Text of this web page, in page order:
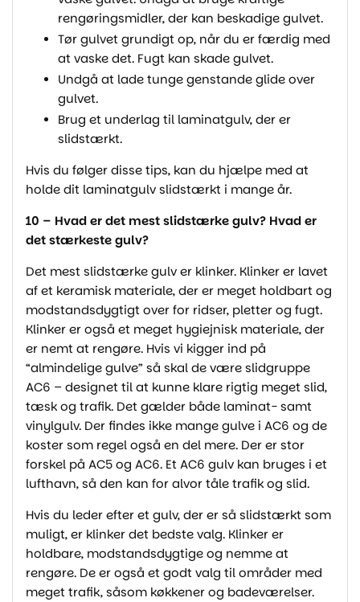
rengøringsmidler, der kan beskadige gulvet.
Tør gulvet grundigt op, når du er færdig med
at vaske det. Fugt kan skade gulvet.
Undgå at lade tunge genstande glide over
gulvet.
Brug et underlag til laminatgulv, der er
slidstærkt.
Hvis du følger disse tips, kan du hjælpe med at
holde dit laminatgulv slidstærkt i mange år.
10 – Hvad er det mest slidstærke gulv? Hvad er
det stærkeste gulv?
Det mest slidstærke gulv er klinker. Klinker er lavet
af et keramisk materiale, der er meget holdbart og
modstandsdygtigt over for ridser, pletter og fugt.
Klinker er også et meget hygiejnisk materiale, der
er nemt at rengøre. Hvis vi kigger ind på
“almindelige gulve” så skal de være slidgruppe
AC6 – designet til at kunne klare rigtig meget slid,
tæsk og trafik. Det gælder både laminat- samt
vinylgulv. Der findes ikke mange gulve i AC6 og de
koster som regel også en del mere. Der er stor
forskel på AC5 og AC6. Et AC6 gulv kan bruges i et
lufthavn, så den kan for alvor tåle trafik og slid.
Hvis du leder efter et gulv, der er så slidstærkt som
muligt, er klinker det bedste valg. Klinker er
holdbare, modstandsdygtige og nemme at
rengøre. De er også et godt valg til områder med
meget trafik, såsom køkkener og badeværelser.